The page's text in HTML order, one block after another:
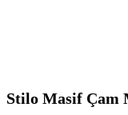
Stilo Masif Çam